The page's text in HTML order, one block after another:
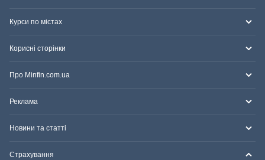
Курси по містах
Корисні сторінки
Про Minfin.com.ua
Реклама
Новини та статті
Страхування